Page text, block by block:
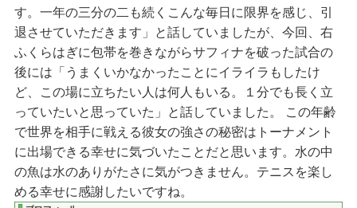
す。一年の三分の二も続くこんな毎日に限界を感じ、引
退させていただきます」と話していましたが、今回、右
ふくらはぎに包帯を巻きながらサフィナを破った試合の
後には「うまくいかなかったことにイライラもしたけ
ど、この場に立ちたい人は何人もいる。１分でも長く立
っていたいと思っていた」と話していました。 この年齢
で世界を相手に戦える彼女の強さの秘密はトーナメント
に出場できる幸せに気づいたことだと思います。水の中
の魚は水のありがたさに気がつきません。テニスを楽し
める幸せに感謝したいですね。